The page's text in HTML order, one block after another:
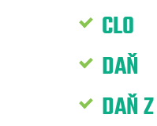
CLO
DAŇ
DAŇ